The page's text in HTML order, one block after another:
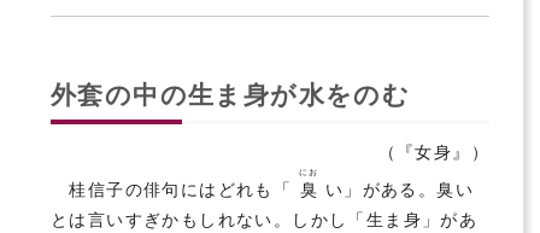
外套の中の生ま身が水をのむ
（『女身』）
桂信子の俳句にはどれも「 臭
にお
い」がある。臭い
とは言いすぎかもしれない。しかし「生ま身」があ